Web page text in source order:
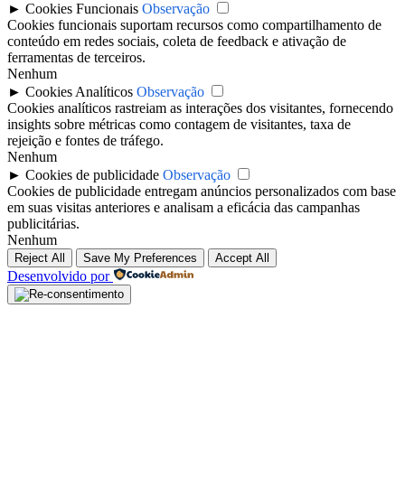
► Cookies Funcionais Observação
Cookies funcionais suportam recursos como compartilhamento de
conteúdo em redes sociais, coleta de feedback e ativação de
ferramentas de terceiros.
Nenhum
► Cookies Analíticos Observação
Cookies analíticos rastreiam as interações dos visitantes, fornecendo
insights sobre métricas como contagem de visitantes, taxa de
rejeição e fontes de tráfego.
Nenhum
► Cookies de publicidade Observação
Cookies de publicidade entregam anúncios personalizados com base
em suas visitas anteriores e analisam a eficácia das campanhas
publicitárias.
Nenhum
Reject All Save My Preferences Accept All
Desenvolvido por